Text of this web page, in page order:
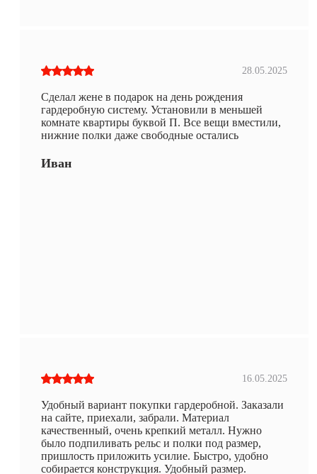
28.05.2025
Сделал жене в подарок на день рождения
гардеробную систему. Установили в меньшей
комнате квартиры буквой П. Все вещи вместили,
нижние полки даже свободные остались
Иван
16.05.2025
Удобный вариант покупки гардеробной. Заказали
на сайте, приехали, забрали. Материал
качественный, очень крепкий металл. Нужно
было подпиливать рельс и полки под размер,
пришлость приложить усилие. Быстро, удобно
собирается конструкция. Удобный размер.